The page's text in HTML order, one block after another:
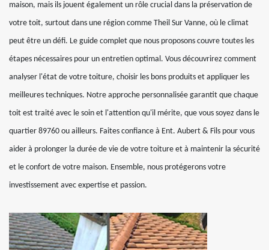
maison, mais ils jouent également un rôle crucial dans la préservation de
votre toit, surtout dans une région comme Theil Sur Vanne, où le climat
peut être un défi. Le guide complet que nous proposons couvre toutes les
étapes nécessaires pour un entretien optimal. Vous découvrirez comment
analyser l'état de votre toiture, choisir les bons produits et appliquer les
meilleures techniques. Notre approche personnalisée garantit que chaque
toit est traité avec le soin et l'attention qu'il mérite, que vous soyez dans le
quartier 89760 ou ailleurs. Faites confiance à Ent. Aubert & Fils pour vous
aider à prolonger la durée de vie de votre toiture et à maintenir la sécurité
et le confort de votre maison. Ensemble, nous protégerons votre
investissement avec expertise et passion.